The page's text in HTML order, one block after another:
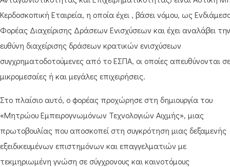
Κερδοσκοπική Εταιρεία, η οποία έχει , βάσει νόμου, ως
Φορέας Διαχείρισης Δράσεων Ενισχύσεων και έχει αναλάβει την
ευθύνη διαχείρισης δράσεων κρατικών ενισχύσεων
συγχρηματοδοτούμενες από το ΕΣΠΑ, οι οποίες απευθύνονται σε
μικρομεσαίες ή και μεγάλες επιχειρήσεις.
Στο πλαίσιο αυτό, ο φορέας προχώρησε στη δημιουργία του
«Μητρώου Εμπειρογνωμόνων Τεχνολογιών Αιχμής», μιας
πρωτοβουλίας που αποσκοπεί στη συγκρότηση μιας δεξαμενής
εξειδικευμένων επιστημόνων και επαγγελματιών με
τεκμηριωμένη γνώση σε σύγχρονους και καινοτόμους